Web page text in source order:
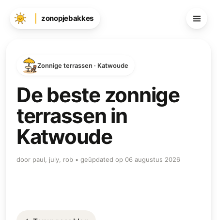
zonopjebakkes
Zonnige terrassen · Katwoude
De beste zonnige
terrassen in
Katwoude
door paul, july, rob • geüpdated op 06 augustus 2026